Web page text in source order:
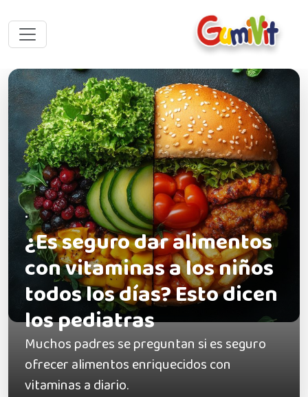
•
¿Es seguro dar alimentos
con vitaminas a los niños
todos los días? Esto dicen
los pediatras
Muchos padres se preguntan si es seguro
ofrecer alimentos enriquecidos con
vitaminas a diario.